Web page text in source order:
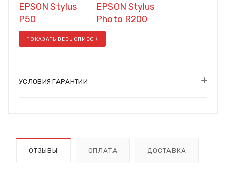
EPSON Stylus
P50
EPSON Stylus
Photo R200
ПОКАЗАТЬ ВЕСЬ СПИСОК
УСЛОВИЯ ГАРАНТИИ
ОТЗЫВЫ ОПЛАТА ДОСТАВКА